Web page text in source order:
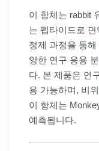
이 항체는 rabbit
는 펩타이드로
정제 과정을 통
양한 연구 응용
다. 본 제품은 연
용 가능하며, 비
이 항체는
예측됩니다.